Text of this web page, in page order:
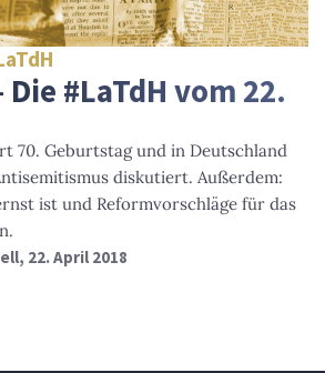
Die #LaTdH vom 22.
70. Geburtstag und in Deutschland
diskutiert. Außerdem:
ist und Reformvorschläge für das
, 22. April 2018